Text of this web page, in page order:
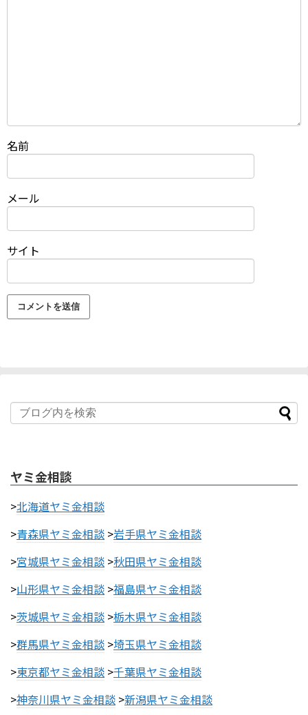
名前
メール
サイト
ヤミ金相談
>北海道ヤミ金相談
>青森県ヤミ金相談 >岩手県ヤミ金相談
>宮城県ヤミ金相談 >秋田県ヤミ金相談
>山形県ヤミ金相談 >福島県ヤミ金相談
>茨城県ヤミ金相談 >栃木県ヤミ金相談
>群馬県ヤミ金相談 >埼玉県ヤミ金相談
>東京都ヤミ金相談 >千葉県ヤミ金相談
>神奈川県ヤミ金相談 >新潟県ヤミ金相談